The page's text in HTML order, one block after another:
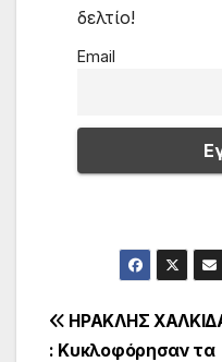
δελτίο!
Email
Πλοήγηση
ΗΡΑΚΛΗΣ
: Κυκλοφόρησαν τα